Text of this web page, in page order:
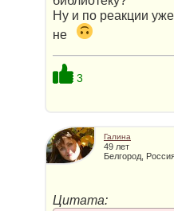
Ну и по реакции
не
3
Галина
49 лет
Белгород,
Цитата: